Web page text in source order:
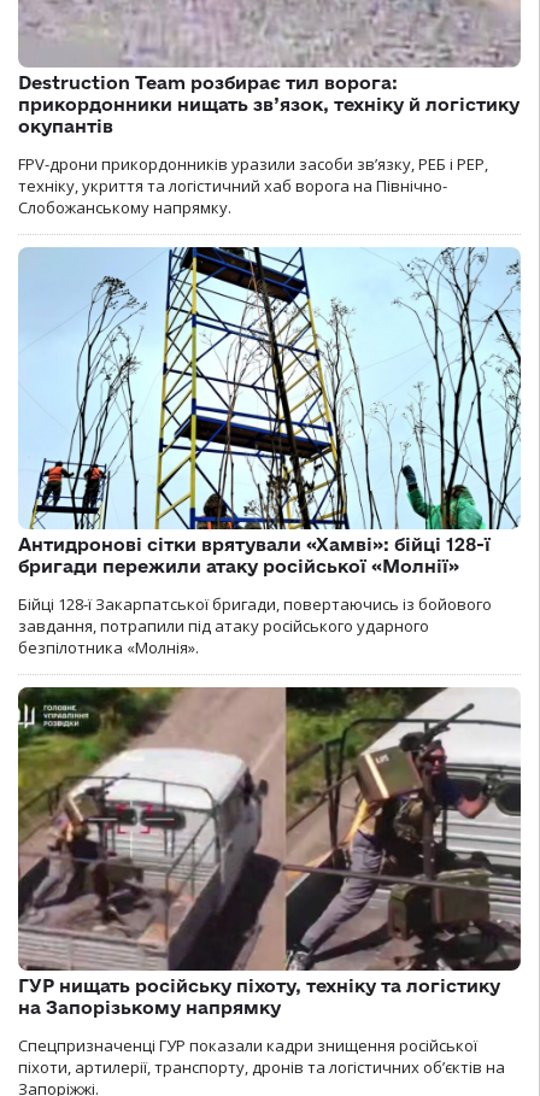
Destruction Team розбирає тил ворога:
прикордонники нищать зв’язок, техніку й логістику
окупантів
FPV-дрони прикордонників уразили засоби зв’язку, РЕБ і РЕР,
техніку, укриття та логістичний хаб ворога на Північно-
Слобожанському напрямку.
Антидронові сітки врятували «Хамві»: бійці 128-ї
бригади пережили атаку російської «Молнії»
Бійці 128-ї Закарпатської бригади, повертаючись із бойового
завдання, потрапили під атаку російського ударного
безпілотника «Молнія».
ГУР нищать російську піхоту, техніку та логістику
на Запорізькому напрямку
Спецпризначенці ГУР показали кадри знищення російської
піхоти, артилерії, транспорту, дронів та логістичних об’єктів на
Запоріжжі.